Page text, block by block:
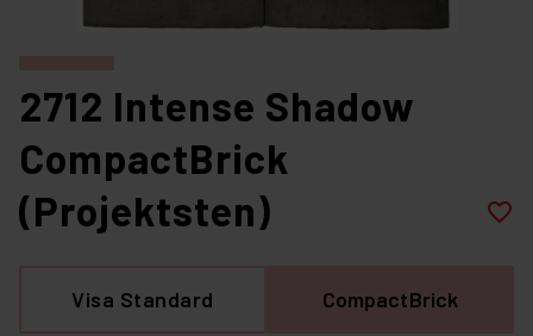
2712 Intense Shadow
CompactBrick
(Projektsten)
favorite_border
Visa Standard CompactBrick